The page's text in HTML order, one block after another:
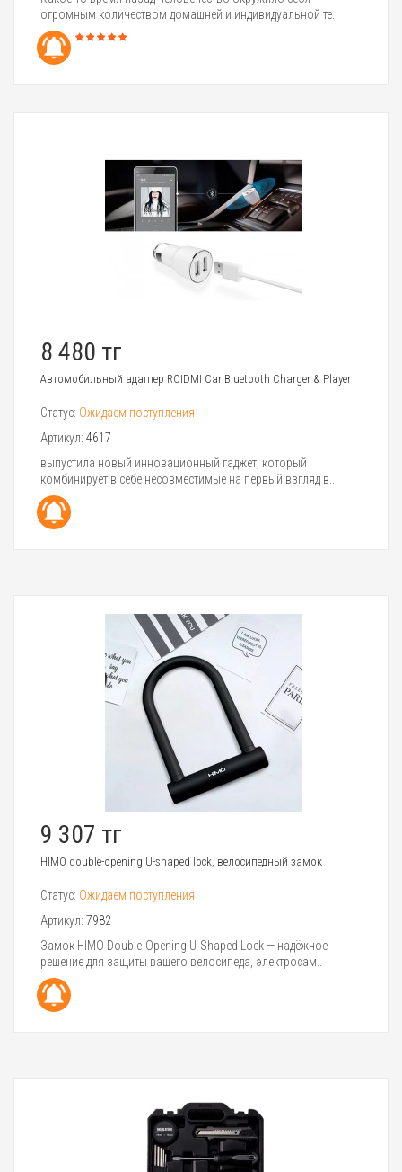
огромным количеством домашней и индивидуальной те..
8 480 тг
Автомобильный адаптер ROIDMI Car Bluetooth Charger & Player
Статус: Ожидаем поступления
Артикул: 4617
выпустила новый инновационный гаджет, который
комбинирует в себе несовместимые на первый взгляд в..
9 307 тг
HIMO double-opening U-shaped lock, велосипедный замок
Статус: Ожидаем поступления
Артикул: 7982
Замок HIMO Double-Opening U-Shaped Lock — надёжное
решение для защиты вашего велосипеда, электросам..